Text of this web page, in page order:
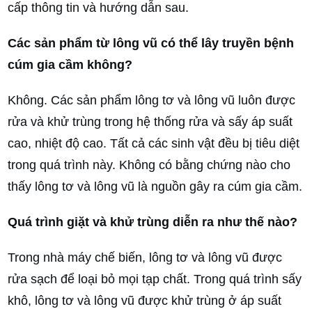
cấp thông tin và hướng dẫn sau.
Các sản phẩm từ lông vũ có thể lây truyền bệnh
cúm gia cầm không?
Không. Các sản phẩm lông tơ và lông vũ luôn được
rửa và khử trùng trong hệ thống rửa và sấy áp suất
cao, nhiệt độ cao. Tất cả các sinh vật đều bị tiêu diệt
trong quá trình này. Không có bằng chứng nào cho
thấy lông tơ và lông vũ là nguồn gây ra cúm gia cầm.
Quá trình giặt và khử trùng diễn ra như thế nào?
Trong nhà máy chế biến, lông tơ và lông vũ được
rửa sạch để loại bỏ mọi tạp chất. Trong quá trình sấy
khô, lông tơ và lông vũ được khử trùng ở áp suất